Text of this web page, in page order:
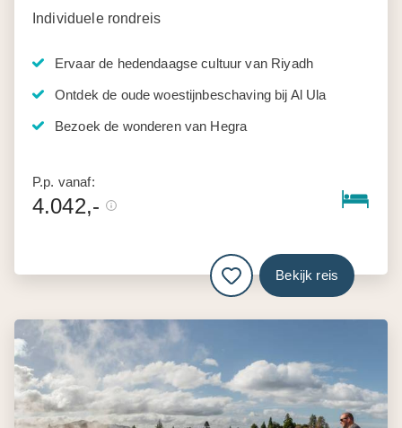
Individuele rondreis
Ervaar de hedendaagse cultuur van Riyadh
Ontdek de oude woestijnbeschaving bij Al Ula
Bezoek de wonderen van Hegra
P.p. vanaf:
4.042,-
Bekijk reis